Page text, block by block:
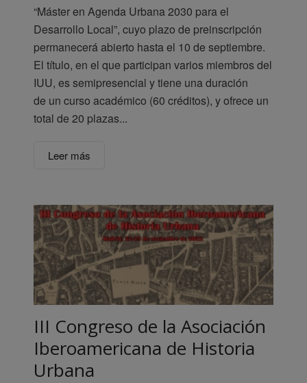
“Máster en Agenda Urbana 2030 para el
Desarrollo Local”, cuyo plazo de preinscripción
permanecerá abierto hasta el 10 de septiembre.
El título, en el que participan varios miembros del
IUU, es semipresencial y tiene una duración
de un curso académico (60 créditos), y ofrece un
total de 20 plazas...
Leer más
III Congreso de la Asociación
Iberoamericana de Historia
Urbana